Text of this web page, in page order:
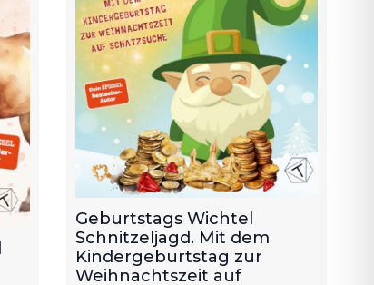
Geburtstags Wichtel
Schnitzeljagd. Mit dem
Kindergeburtstag zur
Weihnachtszeit auf